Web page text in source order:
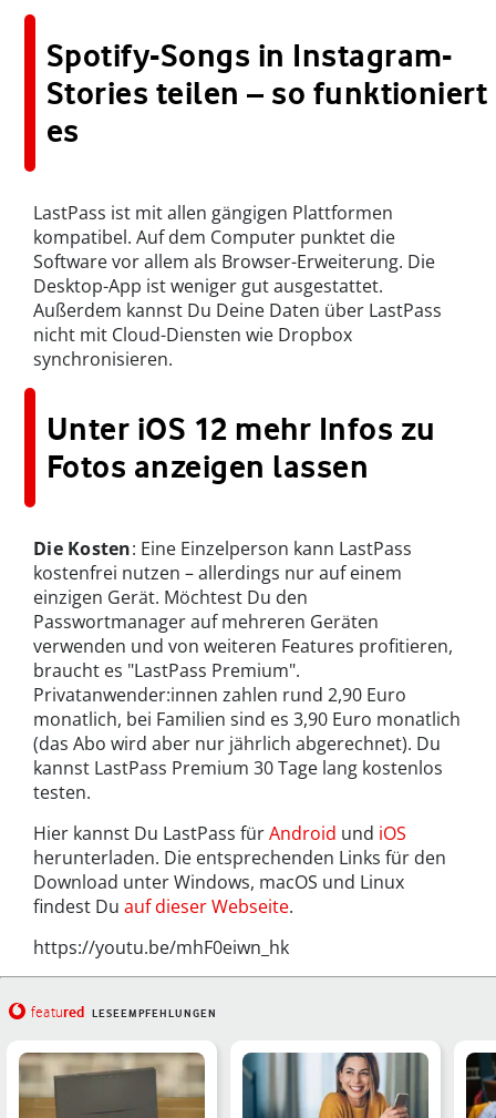
Spotify-Songs in Instagram-
Stories teilen – so funktioniert
es
LastPass ist mit allen gängigen Plattformen
kompatibel. Auf dem Computer punktet die
Software vor allem als Browser-Erweiterung. Die
Desktop-App ist weniger gut ausgestattet.
Außerdem kannst Du Deine Daten über LastPass
nicht mit Cloud-Diensten wie Dropbox
synchronisieren.
Unter iOS 12 mehr Infos zu
Fotos anzeigen lassen
Die Kosten: Eine Einzelperson kann LastPass
kostenfrei nutzen – allerdings nur auf einem
einzigen Gerät. Möchtest Du den
Passwortmanager auf mehreren Geräten
verwenden und von weiteren Features profitieren,
braucht es "LastPass Premium".
Privatanwender:innen zahlen rund 2,90 Euro
monatlich, bei Familien sind es 3,90 Euro monatlich
(das Abo wird aber nur jährlich abgerechnet). Du
kannst LastPass Premium 30 Tage lang kostenlos
testen.
Hier kannst Du LastPass fürAndroid und iOS
herunterladen. Die entsprechenden Links für den
Download unter Windows, macOS und Linux
findest Du auf dieser Webseite.
https://youtu.be/mhF0eiwn_hk
featured LESEEMPFEHLUNGEN